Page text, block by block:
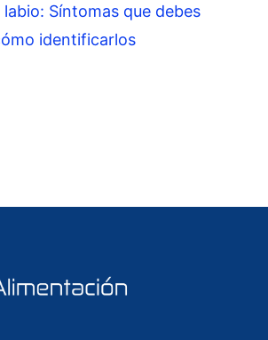
Síntomas que debes
identificarlos